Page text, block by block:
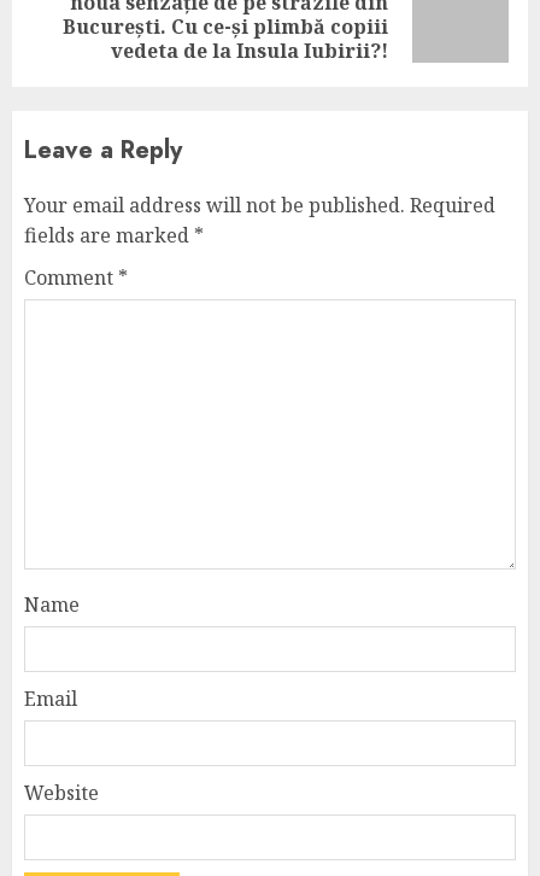
Next
post:București. Cu ce-și plimbă copiii
vedeta de la Insula Iubirii?!
Leave a Reply
Your email address will not be published. Required
fields are marked *
Comment *
Name
Email
Website